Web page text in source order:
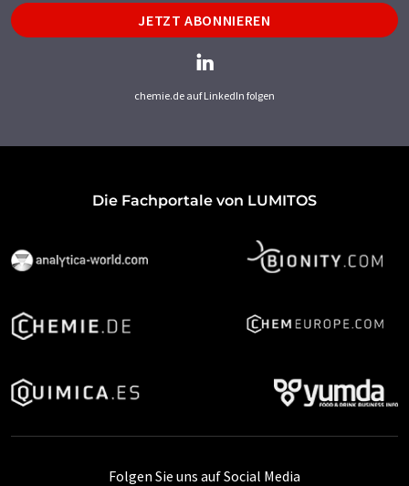
JETZT ABONNIEREN
chemie.de auf LinkedIn folgen
Die Fachportale von LUMITOS
Folgen Sie uns auf Social Media